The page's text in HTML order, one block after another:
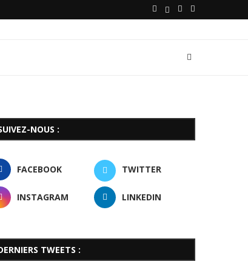
NOUS :
FACEBOOK TWITTER
INSTAGRAM LINKEDIN
TWEETS :